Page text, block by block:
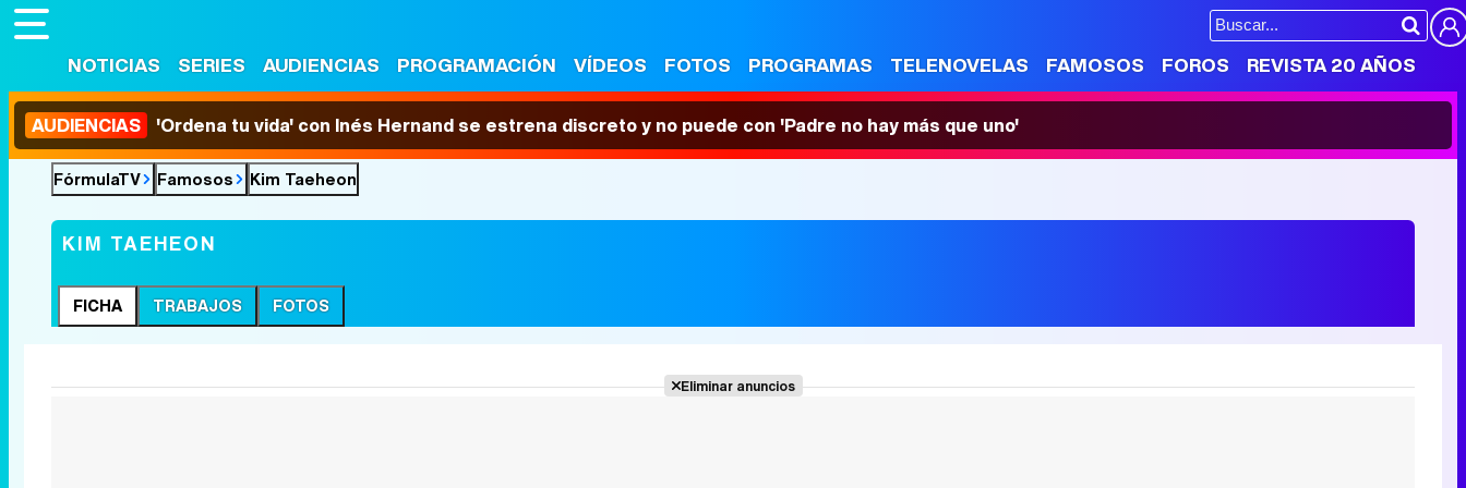
NOTICIAS SERIES AUDIENCIAS PROGRAMACIÓN VÍDEOS FOTOS PROGRAMAS TELENOVELAS FAMOSOS FOROS REVISTA 20 AÑOS
AUDIENCIAS 'Ordena tu vida' con Inés Hernand se estrena discreto y no puede con 'Padre no hay más que uno'
FórmulaTV Famosos Kim Taeheon
KIM TAEHEON
FICHA TRABAJOS FOTOS
Eliminar anuncios